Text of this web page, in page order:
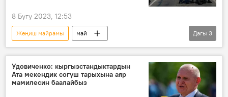
8 Бугу 2023, 12:53
Жеңиш майрамы
май
"Өлбөс полк" акциясы
марш
Дагы 3
Удовиченко: кыргызстандыктардын
Ата мекендик согуш тарыхына аяр
мамилесин баалайбыз